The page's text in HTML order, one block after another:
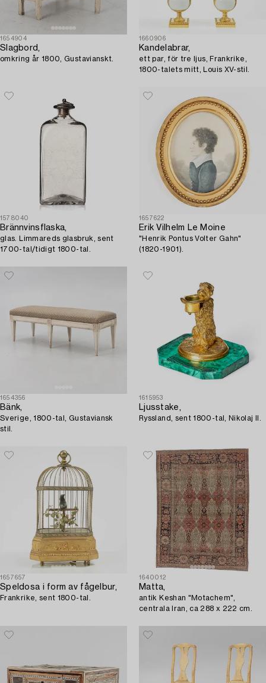
1654904
Slagbord,
omkring år 1800, Gustavianskt.
1660906
Kandelabrar,
ett par, för tre ljus, Frankrike,
1800-talets mitt, Louis XV-stil.
1578040
Brännvinsflaska,
glas. Limmareds glasbruk, sent
1700-tal/tidigt 1800-tal.
1657622
Erik Vilhelm Le Moine
"Henrik Pontus Volter Gahn"
(1820-1901).
1654356
Bänk,
Sverige, 1800-tal, Gustaviansk
stil.
1615953
Ljusstake,
Ryssland, sent 1800-tal, Nikolaj II.
1657657
Speldosa i form av fågelbur,
Frankrike, sent 1800-tal.
1640012
Matta,
antik Keshan "Motachem",
centrala Iran, ca 288 x 222 cm.